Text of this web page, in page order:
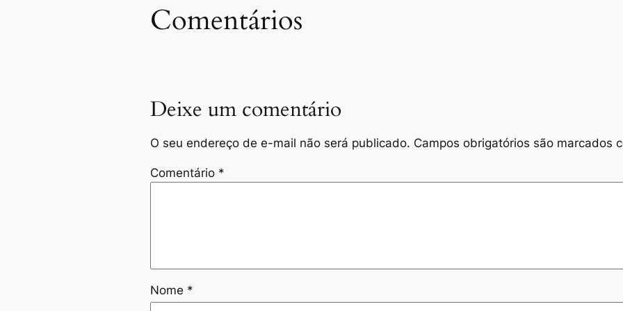
Comentários
Deixe um comentário
O seu endereço de e-mail não será publicado. Campos obrigatórios são marcados
Comentário *
Nome *